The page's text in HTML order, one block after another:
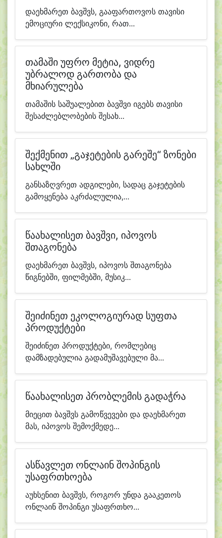
დაეხმარეთ ბავშვს, გააფართოვოს თავისი
ემოციური ლექსიკონი, რათ...
თამაში უფრო მეტია, ვიდრე
უბრალოდ გართობა და
მხიარულება
თამაშის საშუალებით ბავშვი იგებს თავისი
შესაძლებლობების შესახ...
შექმენით „გაჯეტების გარეშე“ ზონები
სახლში
განსაზღვრეთ ადგილები, სადაც გაჯეტების
გამოყენება აკრძალულია,...
წაახალისეთ ბავშვი, იპოვოს
შთაგონება
დაეხმარეთ ბავშვს, იპოვოს შთაგონება
წიგნებში, ფილმებში, მუსიკ...
შეიძინეთ ეკოლოგიურად სუფთა
პროდუქტები
შეიძინეთ პროდუქტები, რომლებიც
დამზადებულია გადამუშავებული მა...
წაახალისეთ პრობლემის გადაჭრა
მიეცით ბავშვს გამოწვევები და დაეხმარეთ
მას, იპოვოს შემოქმედე...
ასწავლეთ ონლაინ შოპინგის
უსაფრთხოება
აუხსენით ბავშვს, როგორ უნდა გააკეთოს
ონლაინ შოპინგი უსაფრთხო...